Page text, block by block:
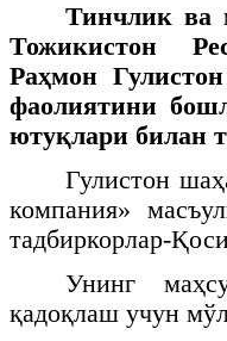
Тинчлик ва
Тожикистон
Раҳмон
фаолиятини
ютуқлари билан
Гулистон
компания»
тадбиркорлар-
Унинг
қадоқлаш учун